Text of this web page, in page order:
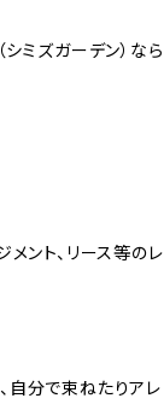
ミズガーデン）なら
メント、リース等のレ
自分で束ねたりアレ